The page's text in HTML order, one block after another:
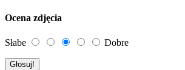
Ocena zdjęcia
Słabe Dobre